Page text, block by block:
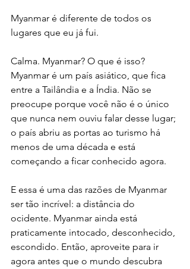
Myanmar é diferente de todos os
lugares que eu já fui.
Calma. Myanmar? O que é isso?
Myanmar é um país asiático, que fica
entre a Tailândia e a Índia. Não se
preocupe porque você não é o único
que nunca nem ouviu falar desse lugar;
o país abriu as portas ao turismo há
menos de uma década e está
começando a ficar conhecido agora.
E essa é uma das razões de Myanmar
ser tão incrível: a distância do
ocidente. Myanmar ainda está
praticamente intocado, desconhecido,
escondido. Então, aproveite para ir
agora antes que o mundo descubra